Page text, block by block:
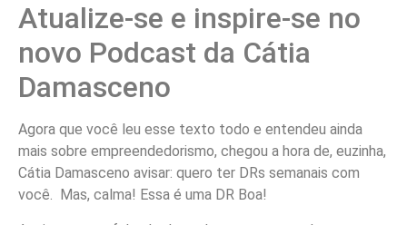
Atualize-se e inspire-se no
novo Podcast da Cátia
Damasceno
Agora que você leu esse texto todo e entendeu ainda
mais sobre empreendedorismo, chegou a hora de, euzinha,
Cátia Damasceno avisar: quero ter DRs semanais com
você. Mas, calma! Essa é uma DR Boa!